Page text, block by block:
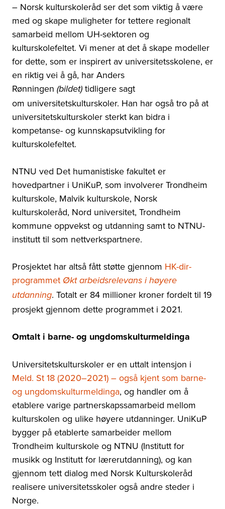
– Norsk kulturskoleråd ser det som viktig å være
med og skape muligheter for tettere regionalt
samarbeid mellom UH-sektoren og
kulturskolefeltet. Vi mener at det å skape modeller
for dette, som er inspirert av universitetsskolene, er
en riktig vei å gå, har Anders
Rønningen (bildet) tidligere sagt
om universitetskulturskoler. Han har også tro på at
universitetskulturskoler sterkt kan bidra i
kompetanse- og kunnskapsutvikling for
kulturskolefeltet.
NTNU ved Det humanistiske fakultet er
hovedpartner i UniKuP, som involverer Trondheim
kulturskole, Malvik kulturskole, Norsk
kulturskoleråd, Nord universitet, Trondheim
kommune oppvekst og utdanning samt to NTNU-
institutt til som nettverkspartnere.
Prosjektet har altså fått støtte gjennom HK-dir-
programmet Økt arbeidsrelevans i høyere
utdanning. Totalt er 84 millioner kroner fordelt til 19
prosjekt gjennom dette programmet i 2021.
Omtalt i barne- og ungdomskulturmeldinga
Universitetskulturskoler er en uttalt intensjon i
Meld. St 18 (2020–2021) – også kjent som barne-
og ungdomskulturmeldinga, og handler om å
etablere varige partnerskapssamarbeid mellom
kulturskolen og ulike høyere utdanninger. UniKuP
bygger på etablerte samarbeider mellom
Trondheim kulturskole og NTNU (Institutt for
musikk og Institutt for lærerutdanning), og kan
gjennom tett dialog med Norsk Kulturskoleråd
realisere universitetsskoler også andre steder i
Norge.